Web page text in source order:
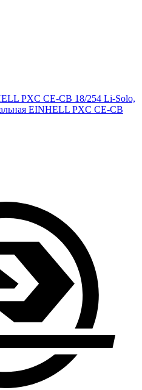
PXC CE-CB 18/254 Li-Solo,
EINHELL PXC CE-CB